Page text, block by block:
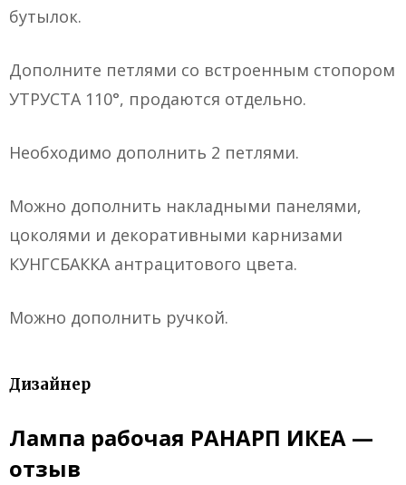
бутылок.
Дополните петлями со встроенным стопором
УТРУСТА 110°, продаются отдельно.
Необходимо дополнить 2 петлями.
Можно дополнить накладными панелями,
цоколями и декоративными карнизами
КУНГСБАККА антрацитового цвета.
Можно дополнить ручкой.
Дизайнер
Лампа рабочая РАНАРП ИКЕА —
отзыв